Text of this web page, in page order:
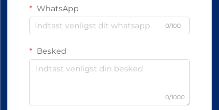
WhatsApp
0/100
Besked
0/1000